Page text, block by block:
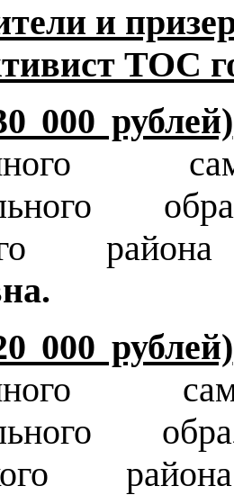
и
ТОС
000 рублей)
000 рублей)